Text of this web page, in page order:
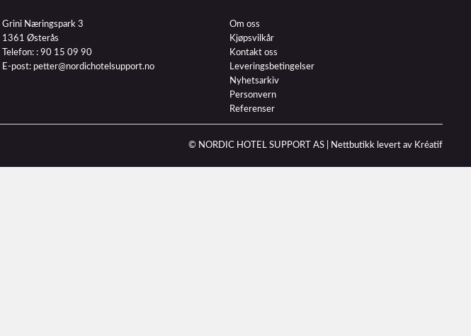
Grini Næringspark 3
1361 Østerås
Telefon: : 90 15 09 90
E-post: petter@nordichotelsupport.no
Om oss
Kjøpsvilkår
Kontakt oss
Leveringsbetingelser
Nyhetsarkiv
Personvern
Referenser
© NORDIC HOTEL SUPPORT AS | Nettbutikk levert av Kréatif